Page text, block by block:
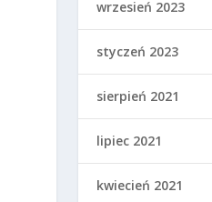
wrzesień 2023
styczeń 2023
sierpień 2021
lipiec 2021
kwiecień 2021